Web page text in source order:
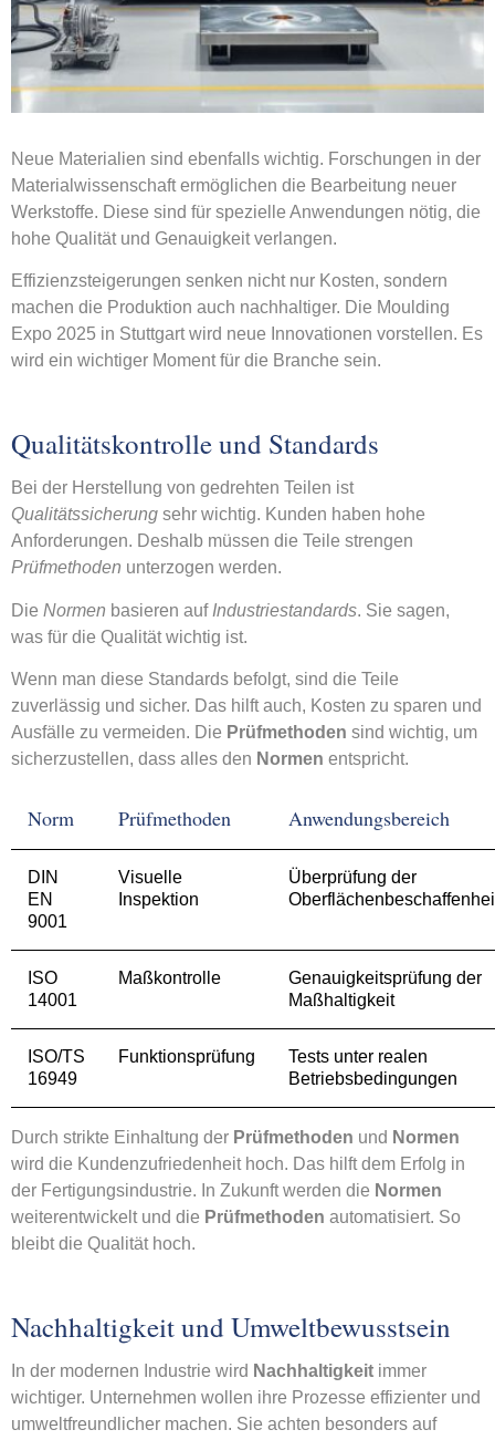
Neue Materialien sind ebenfalls wichtig. Forschungen in der
Materialwissenschaft ermöglichen die Bearbeitung neuer
Werkstoffe. Diese sind für spezielle Anwendungen nötig, die
hohe Qualität und Genauigkeit verlangen.
Effizienzsteigerungen senken nicht nur Kosten, sondern
machen die Produktion auch nachhaltiger. Die Moulding
Expo 2025 in Stuttgart wird neue Innovationen vorstellen. Es
wird ein wichtiger Moment für die Branche sein.
Qualitätskontrolle und Standards
Bei der Herstellung von gedrehten Teilen ist
Qualitätssicherung sehr wichtig. Kunden haben hohe
Anforderungen. Deshalb müssen die Teile strengen
Prüfmethoden unterzogen werden.
Die Normen basieren auf Industriestandards. Sie sagen,
was für die Qualität wichtig ist.
Wenn man diese Standards befolgt, sind die Teile
zuverlässig und sicher. Das hilft auch, Kosten zu sparen und
Ausfälle zu vermeiden. Die Prüfmethoden sind wichtig, um
sicherzustellen, dass alles den Normen entspricht.
Norm Prüfmethoden Anwendungsbereich
DIN
EN
9001
Visuelle
Inspektion
Überprüfung der
ISO
14001
Maßkontrolle
Genauigkeitsprüfung der
Maßhaltigkeit
ISO/TS
16949
Funktionsprüfung
Tests unter realen
Betriebsbedingungen
Durch strikte Einhaltung der Prüfmethoden und Normen
wird die Kundenzufriedenheit hoch. Das hilft dem Erfolg in
der Fertigungsindustrie. In Zukunft werden die Normen
weiterentwickelt und die Prüfmethoden automatisiert. So
bleibt die Qualität hoch.
Nachhaltigkeit und Umweltbewusstsein
In der modernen Industrie wird Nachhaltigkeit immer
wichtiger. Unternehmen wollen ihre Prozesse effizienter und
umweltfreundlicher machen. Sie achten besonders auf